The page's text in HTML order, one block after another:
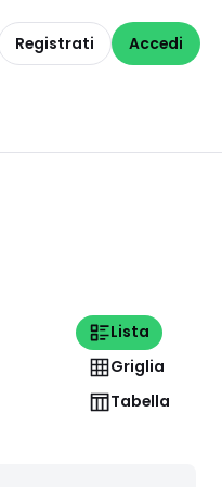
Registrati Accedi
Lista
Griglia
Tabella